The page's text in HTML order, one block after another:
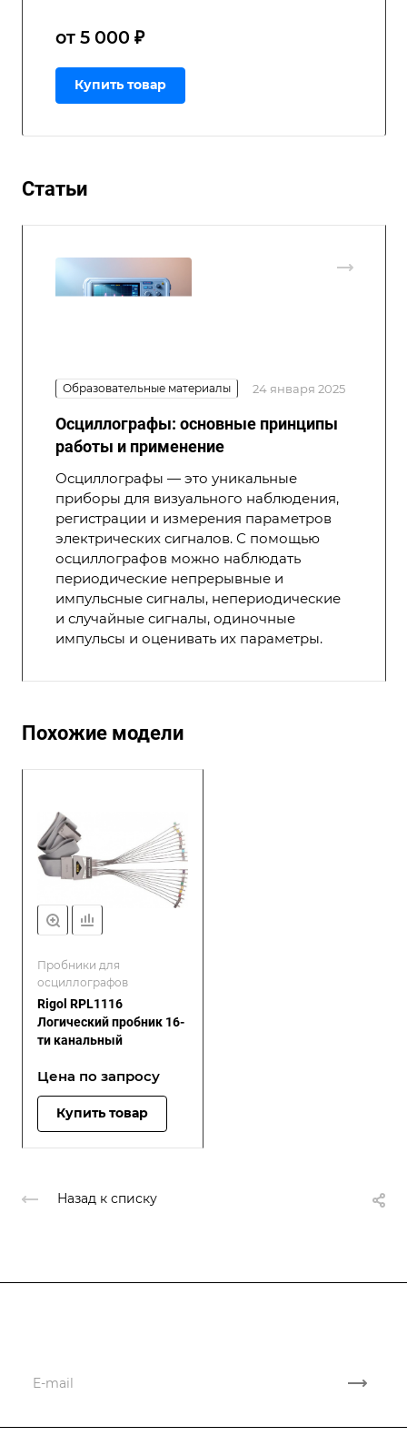
от 5 000 ₽
Купить товар
Статьи
Образовательные материалы 24 января 2025
Осциллографы: основные принципы
работы и применение
Осциллографы — это уникальные
приборы для визуального наблюдения,
регистрации и измерения параметров
электрических сигналов. С помощью
осциллографов можно наблюдать
периодические непрерывные и
импульсные сигналы, непериодические
и случайные сигналы, одиночные
импульсы и оценивать их параметры.
Похожие модели
Пробники для
осциллографов
Rigol RPL1116
Логический пробник 16-
ти канальный
Цена по запросу
Купить товар
Назад к списку